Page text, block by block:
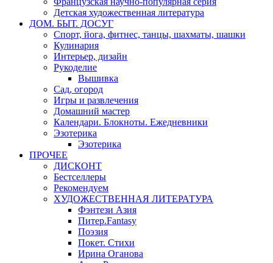
Детская художественная литература
ДОМ. БЫТ. ДОСУГ
Спорт, йога, фитнес, танцы, шахматы, шашки
Кулинария
Интерьер, дизайн
Рукоделие
Вышивка
Сад, огород
Игры и развлечения
Домашний мастер
Календари. Блокноты. Ежедневники
Эзотерика
Эзотерика
ПРОЧЕЕ
ДИСКОНТ
Бестселлеры
Рекомендуем
ХУДОЖЕСТВЕННАЯ ЛИТЕРАТУРА
Фэнтези Азия
Питер.Fantasy
Поэзия
Покет. Стихи
Ирина Оганова